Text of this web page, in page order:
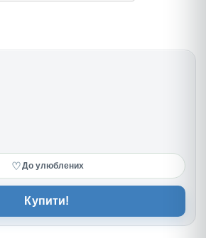
♡До улюблених
Купити!